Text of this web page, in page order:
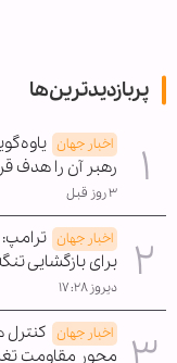
پربازدیدترین‌ها
اخبار جهان
رهبر آن را هدف
۳ روز قبل
اخبار جهان ترامپ:
برای بازگشایی
دیروز ۱۷:۲۸
اخبار جهان کنترل
محور مقاومت